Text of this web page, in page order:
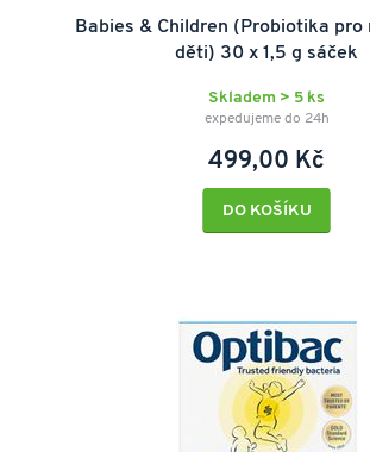
Babies & Children (Probiotika pro
děti) 30 x 1,5 g sáček
Skladem > 5 ks
expedujeme do 24h
499,00 Kč
DO KOŠÍKU